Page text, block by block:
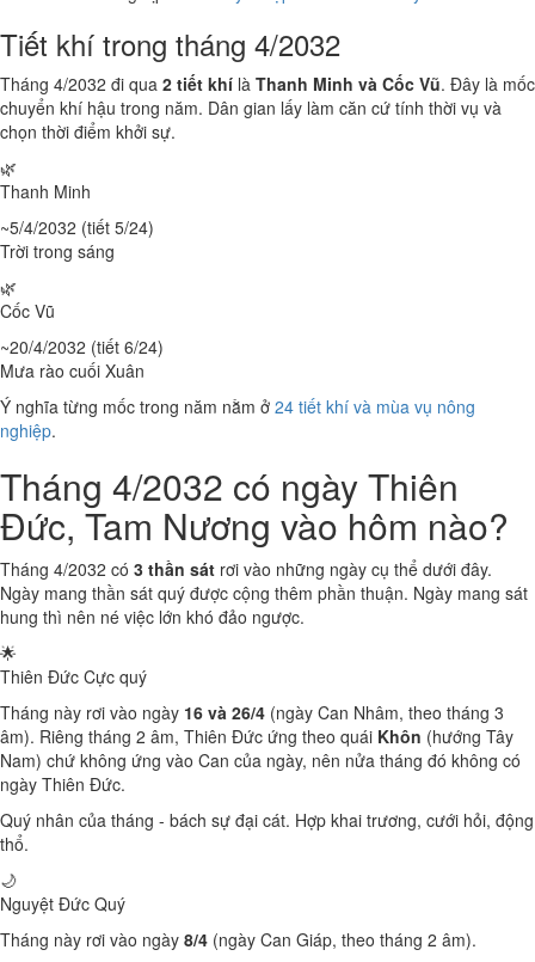
Tiết khí trong tháng 4/2032
Tháng 4/2032 đi qua 2 tiết khí là Thanh Minh và Cốc Vũ. Đây là mốc
chuyển khí hậu trong năm. Dân gian lấy làm căn cứ tính thời vụ và
chọn thời điểm khởi sự.
🌿
Thanh Minh
~5/4/2032 (tiết 5/24)
Trời trong sáng
🌿
Cốc Vũ
~20/4/2032 (tiết 6/24)
Mưa rào cuối Xuân
Ý nghĩa từng mốc trong năm nằm ở 24 tiết khí và mùa vụ nông
nghiệp.
Tháng 4/2032 có ngày Thiên
Đức, Tam Nương vào hôm nào?
Tháng 4/2032 có 3 thần sát rơi vào những ngày cụ thể dưới đây.
Ngày mang thần sát quý được cộng thêm phần thuận. Ngày mang sát
hung thì nên né việc lớn khó đảo ngược.
🌟
Thiên Đức Cực quý
Tháng này rơi vào ngày 16 và 26/4 (ngày Can Nhâm, theo tháng 3
âm). Riêng tháng 2 âm, Thiên Đức ứng theo quái Khôn (hướng Tây
Nam) chứ không ứng vào Can của ngày, nên nửa tháng đó không có
ngày Thiên Đức.
Quý nhân của tháng - bách sự đại cát. Hợp khai trương, cưới hỏi, động
thổ.
🌙
Nguyệt Đức Quý
Tháng này rơi vào ngày 8/4 (ngày Can Giáp, theo tháng 2 âm).